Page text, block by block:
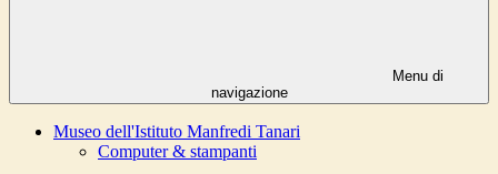
Menu di
navigazione
Museo dell'Istituto Manfredi Tanari
Computer & stampanti